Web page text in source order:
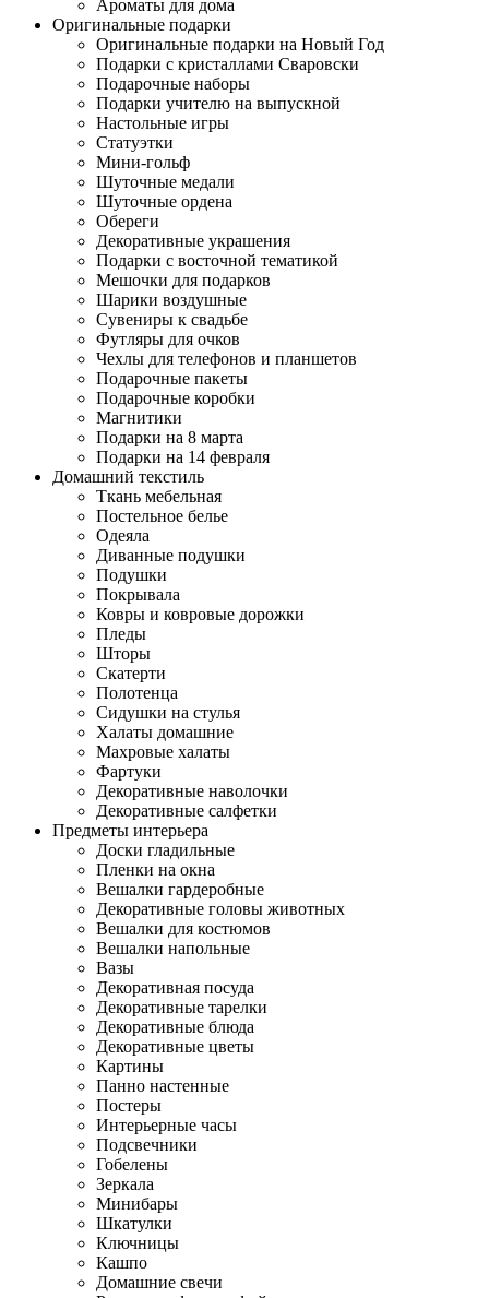
Ароматы для дома
Оригинальные подарки
Оригинальные подарки на Новый Год
Подарки с кристаллами Сваровски
Подарочные наборы
Подарки учителю на выпускной
Настольные игры
Статуэтки
Мини-гольф
Шуточные медали
Шуточные ордена
Обереги
Декоративные украшения
Подарки с восточной тематикой
Мешочки для подарков
Шарики воздушные
Сувениры к свадьбе
Футляры для очков
Чехлы для телефонов и планшетов
Подарочные пакеты
Подарочные коробки
Магнитики
Подарки на 8 марта
Подарки на 14 февраля
Домашний текстиль
Ткань мебельная
Постельное белье
Одеяла
Диванные подушки
Подушки
Покрывала
Ковры и ковровые дорожки
Пледы
Шторы
Скатерти
Полотенца
Сидушки на стулья
Халаты домашние
Махровые халаты
Фартуки
Декоративные наволочки
Декоративные салфетки
Предметы интерьера
Доски гладильные
Пленки на окна
Вешалки гардеробные
Декоративные головы животных
Вешалки для костюмов
Вешалки напольные
Вазы
Декоративная посуда
Декоративные тарелки
Декоративные блюда
Декоративные цветы
Картины
Панно настенные
Постеры
Интерьерные часы
Подсвечники
Гобелены
Зеркала
Минибары
Шкатулки
Ключницы
Кашпо
Домашние свечи